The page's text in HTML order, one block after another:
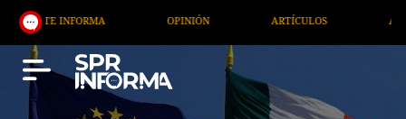
INFORMA ARTÍCULOS ARTE /